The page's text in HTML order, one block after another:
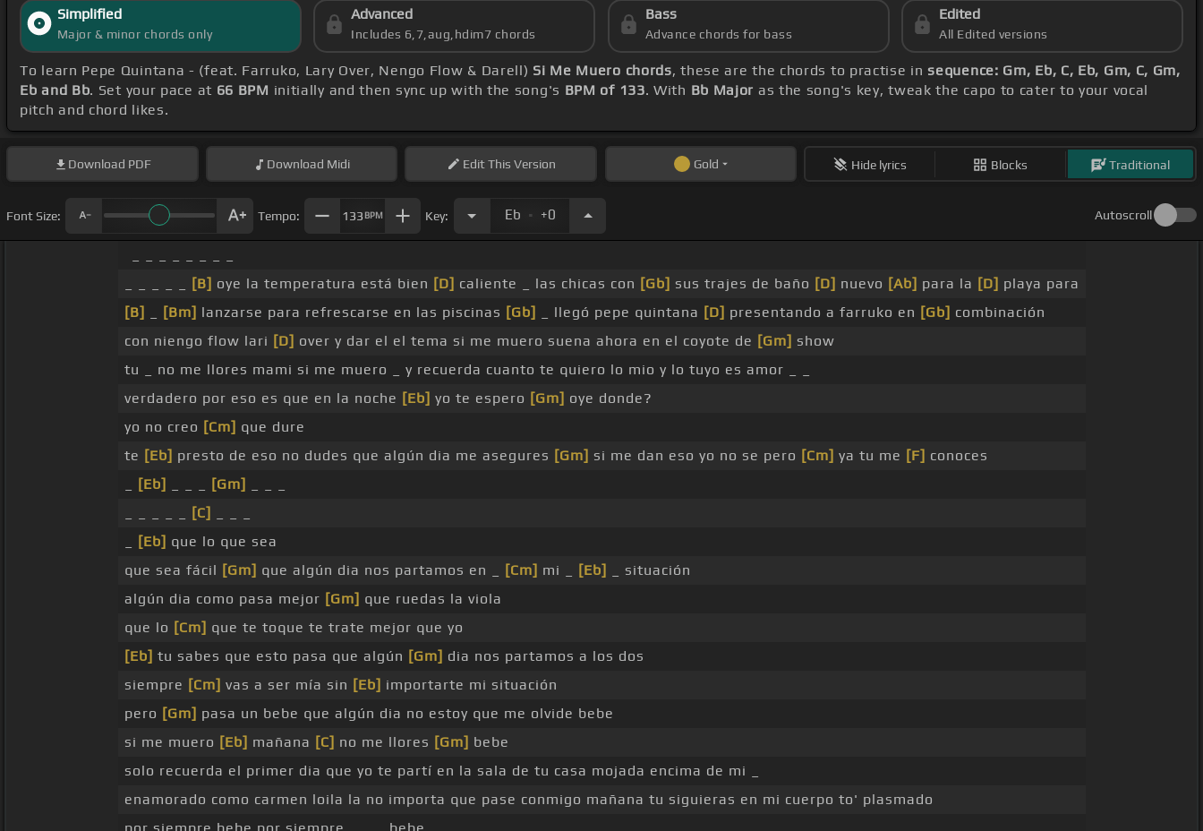
Simplified
Major & minor chords only
Advanced
Includes 6,7,aug,hdim7 chords
Bass
Advance chords for bass
Edited
All Edited versions
To learn Pepe Quintana - (feat. Farruko, Lary Over, Nengo Flow & Darell) Si Me Muero chords, these are the chords to practise insequence: Gm, Eb, C, Eb, Gm, C, Gm,
Eb and Bb. Set your pace at 66 BPM initially and then sync up with the song's BPM of 133. With Bb Major as the song's key, tweak the capo to cater to your vocal
pitch and chord likes.
Download PDF Download Midi EditThis Version Gold Hide lyrics Blocks Traditional
Font Size: Tempo: 133 BPM Key: Eb . +0 Autoscroll
[B] oye la temperatura está bien [D] caliente _ las chicas con [Gb] sus trajes de baño [D] nuevo [Ab] para la [D] playa para
[B]
[Bm] lanzarse para refrescarse en las piscinas [Gb] _ llegó pepe quintana [D] presentando a farruko en [Gb] combinación
con niengo flow lari [D] over y dar el el tema si me muero suena ahora en el coyote de [Gm] show
tu _ no me llores mami si me muero _ y recuerda cuanto te quiero lo mio y lo tuyo es amor _ _
verdadero por eso es que en la noche [Eb] yo te espero [Gm] oye donde?
yo no creo [Cm] que dure
te [Eb] presto de eso no dudes que algún dia me asegures [Gm] si me dan eso yo no se pero [Cm] ya tu me [F] conoces
[Eb] [Gm]
[C]
[Eb] que lo que sea
que sea fácil [Gm] que algún dia nos partamos en _ [Cm] mi _ [Eb]
_ situación
algún dia como pasa mejor [Gm] que ruedas la viola
que lo [Cm] que te toque te trate mejor que yo
[Eb] tu sabes que esto pasa que algún [Gm] dia nos partamos a los dos
siempre [Cm] vas a ser mía sin [Eb] importarte mi situación
pero [Gm] pasa un bebe que algún dia no estoy que me olvide bebe
si me muero [Eb] mañana [C] no me llores [Gm] bebe
solo recuerda el primer dia que yo te partí en la sala de tu casa mojada encima de mi _
enamorado como carmen loila la no importa que pase conmigo mañana tu siguieras en mi cuerpo to' plasmado